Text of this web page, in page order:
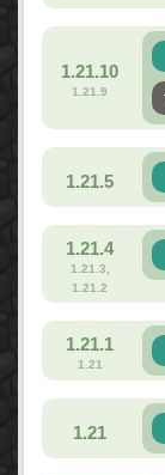
1.21.10
1.21.9
1.21.5
1.21.4
1.21.3,
1.21.2
1.21.1
1.21
1.21